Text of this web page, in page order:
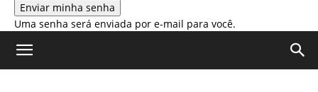
Uma senha será enviada por e-mail para você.